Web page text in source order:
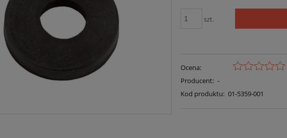
szt.
Ocena:
Producent: -
Kod produktu: 01-5359-001